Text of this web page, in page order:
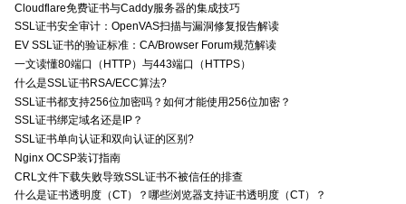
Cloudflare免费证书与Caddy服务器的集成技巧
SSL证书安全审计：OpenVAS扫描与漏洞修复报告解读
EV SSL证书的验证标准：CA/Browser Forum规范解读
一文读懂80端口（HTTP）与443端口（HTTPS）
什么是SSL证书RSA/ECC算法?
SSL证书都支持256位加密吗？如何才能使用256位加密？
SSL证书绑定域名还是IP？
SSL证书单向认证和双向认证的区别?
Nginx OCSP装订指南
CRL文件下载失败导致SSL证书不被信任的排查
什么是证书透明度（CT）？哪些浏览器支持证书透明度（CT）？